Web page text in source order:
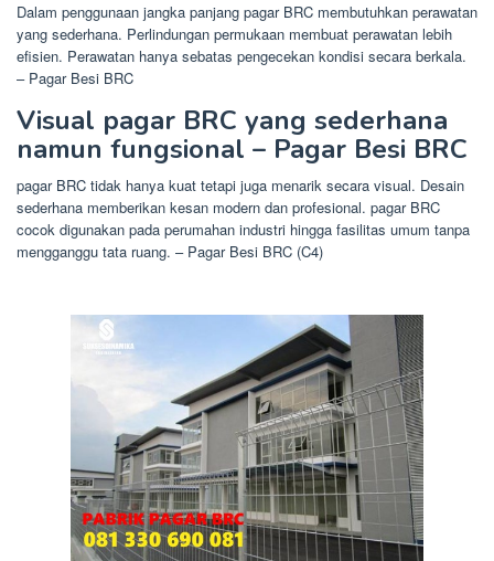
Dalam penggunaan jangka panjang pagar BRC membutuhkan perawatan
yang sederhana. Perlindungan permukaan membuat perawatan lebih
efisien. Perawatan hanya sebatas pengecekan kondisi secara berkala.
– Pagar Besi BRC
Visual pagar BRC yang sederhana
namun fungsional – Pagar Besi BRC
pagar BRC tidak hanya kuat tetapi juga menarik secara visual. Desain
sederhana memberikan kesan modern dan profesional. pagar BRC
cocok digunakan pada perumahan industri hingga fasilitas umum tanpa
mengganggu tata ruang. – Pagar Besi BRC (C4)